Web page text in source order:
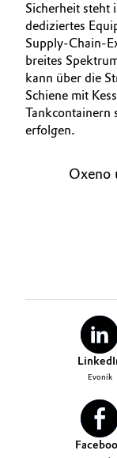
Sicherheit steht
dediziertes
Supply-Chain-
breites
kann über die
Schiene mit
Tankcontainern
erfolgen.
Oxeno
Evonik